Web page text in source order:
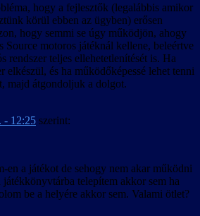
hogy a fejlesztők (legalábbis amikor
körül ebben az ügyben) erősen
hogy semmi se úgy működjön, ahogy
Source motoros játéknál kellene, beleértve
rendszer teljes ellehetetlenítését is. Ha
elkészül, és ha működőképessé lehet tenni
majd átgondoljuk a dolgot.
- 12:25 szerint:
en a játékot de sehogy nem akar működni
játékkönyvtárba telepítem akkor sem ha
be a helyére akkor sem. Valami ötlet?